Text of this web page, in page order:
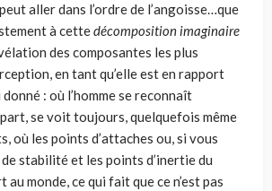
aller dans l’ordre de l’angoisse…que
à cettedécomposition imaginaire
des composantes les plus
en tant qu’elle est en rap­port
: où l’homme se reconnaît
se voit toujours, quelquefois même
où les points d’attaches ou, si vous
stabilité et les points d’inertie du
monde, ce qui fait que ce n’est pas